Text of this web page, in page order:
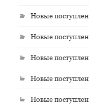
Новые
Новые
Новые
Новые
Новые